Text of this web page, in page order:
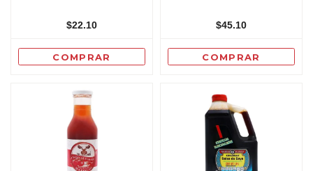
$22.10
COMPRAR
$45.10
COMPRAR